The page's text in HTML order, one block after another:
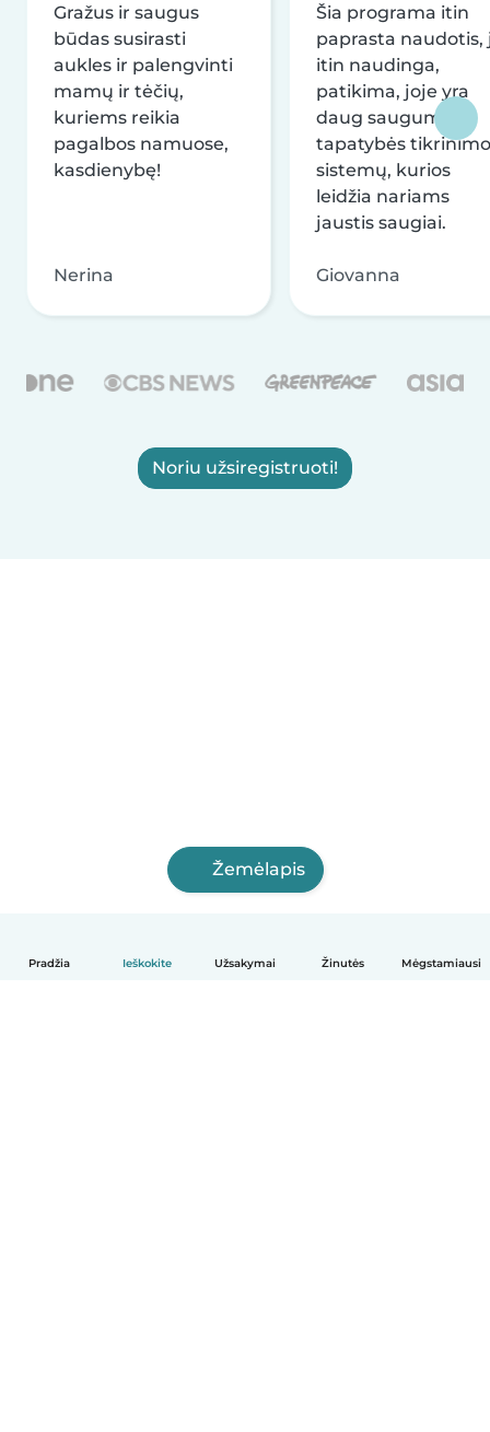
Pradžia Ieškokite Užsakymai Žinutės Mėgstamiausi
Gražus ir saugus
būdas susirasti
aukles ir palengvinti
mamų ir tėčių,
kuriems reikia
pagalbos namuose,
kasdienybę!
Nerina
Šia programa itin
paprasta naudotis,
itin naudinga,
patikima, joje yra
daug saugumo ir
tapatybės tikrinimo
sistemų, kurios
leidžia nariams
jaustis saugiai.
Giovanna
Noriu užsiregistruoti!
Žemėlapis